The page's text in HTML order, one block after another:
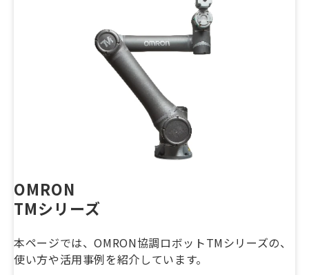
OMRON
TMシリーズ
本ページでは、OMRON協調ロボットTMシリーズの、
使い方や活用事例を紹介しています。